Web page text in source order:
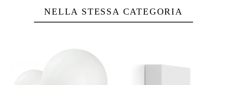
NELLA STESSA CATEGORIA